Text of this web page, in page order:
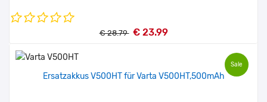
€ 28.79 € 23.99
Sale
Ersatzakkus V500HT für Varta V500HT,500mAh